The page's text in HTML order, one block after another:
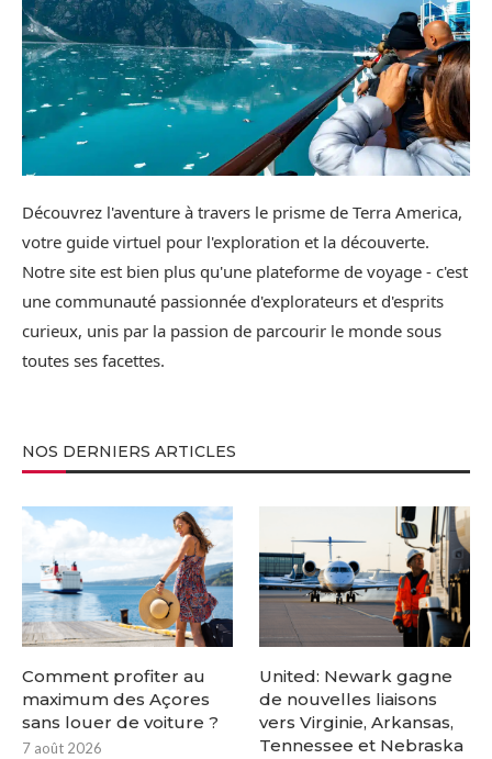
Découvrez l'aventure à travers le prisme de Terra America,
votre guide virtuel pour l'exploration et la découverte.
Notre site est bien plus qu'une plateforme de voyage - c'est
une communauté passionnée d'explorateurs et d'esprits
curieux, unis par la passion de parcourir le monde sous
toutes ses facettes.
NOS DERNIERS ARTICLES
Comment profiter au
maximum des Açores
sans louer de voiture ?
7 août 2026
United: Newark gagne
de nouvelles liaisons
vers Virginie, Arkansas,
Tennessee et Nebraska